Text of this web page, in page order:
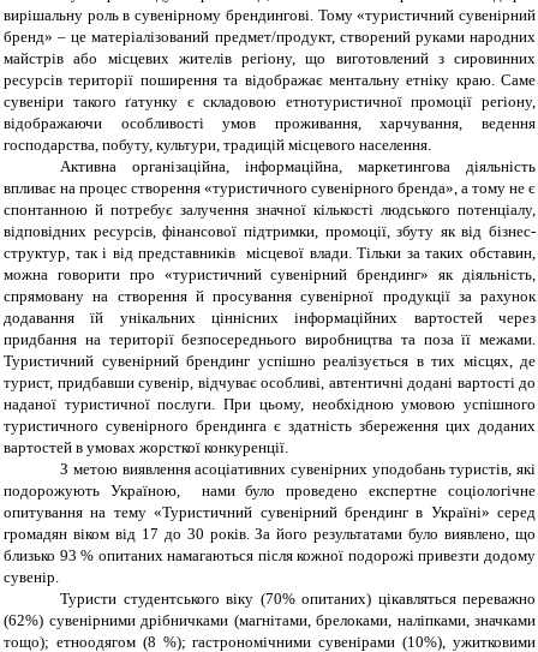
вирішальну роль в сувенірному брендингові. Тому «туристичний сувенірний
бренд» – це матеріалізований предмет/продукт, створений руками народних
майстрів або місцевих жителів регіону, що виготовлений з сировинних
ресурсів території поширення та відображає ментальну етніку краю. Саме
сувеніри такого ґатунку є складовою етнотуристичної промоції регіону,
відображаючи особливості умов проживання, харчування, ведення
господарства, побуту, культури, традицій місцевого населення.
Активна організаційна, інформаційна, маркетингова діяльність
впливає на процес створення «туристичного сувенірного бренда», а тому не є
спонтанною й потребує залучення значної кількості людського потенціалу,
відповідних ресурсів, фінансової підтримки, промоції, збуту як від бізнес-
структур, так і від представників місцевої влади. Тільки за таких обставин,
можна говорити про «туристичний сувенірний брендинг» як діяльність,
спрямовану на створення й просування сувенірної продукції за рахунок
додавання їй унікальних ціннісних інформаційних вартостей через
придбання на території безпосереднього виробництва та поза її межами.
Туристичний сувенірний брендинг успішно реалізується в тих місцях, де
турист, придбавши сувенір, відчуває особливі, автентичні додані вартості до
наданої туристичної послуги. При цьому, необхідною умовою успішного
туристичного сувенірного брендинга є здатність збереження цих доданих
вартостей в умовах жорсткої конкуренції.
З метою виявлення асоціативних сувенірних уподобань туристів, які
подорожують Україною, нами було проведено експертне соціологічне
опитування на тему «Туристичний сувенірний брендинг в Україні» серед
громадян віком від 17 до 30 років. За його результатами було виявлено, що
близько 93 % опитаних намагаються після кожної подорожі привезти додому
сувенір.
Туристи студентського віку (70% опитаних) цікавляться переважно
(62%) сувенірними дрібничками (магнітами, брелоками, наліпками, значками
тощо); етноодягом (8 %); гастрономічними сувенірами (10%), ужитковими